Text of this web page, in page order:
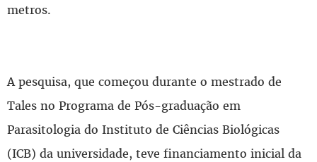
metros.
A pesquisa, que começou durante o mestrado de
Tales no Programa de Pós-graduação em
Parasitologia do Instituto de Ciências Biológicas
(ICB) da universidade, teve financiamento inicial da